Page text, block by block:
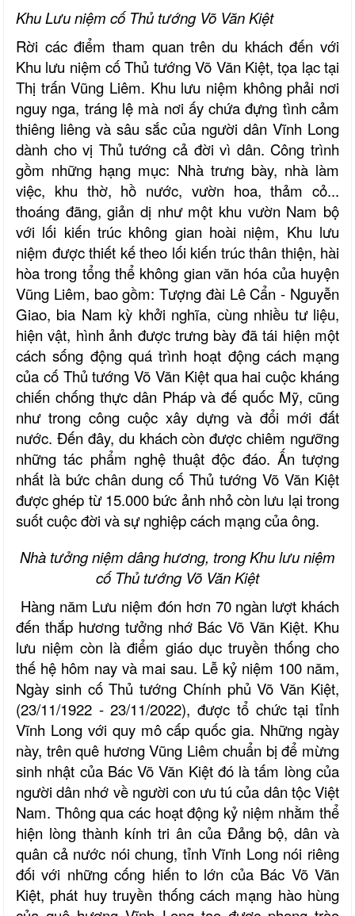
Khu Lưu niệm cố Thủ tướng Võ Văn Kiệt
Rời các điểm tham quan trên du khách đến với
Khu lưu niệm cố Thủ tướng Võ Văn Kiệt, tọa lạc tại
Thị trấn Vũng Liêm. Khu lưu niệm không phải nơi
nguy nga, tráng lệ mà nơi ấy chứa đựng tình cảm
thiêng liêng và sâu sắc của người dân Vĩnh Long
dành cho vị Thủ tướng cả đời vì dân. Công trình
gồm những hạng mục: Nhà trưng bày, nhà làm
việc, khu thờ, hồ nước, vườn hoa, thảm cỏ...
thoáng đãng, giản dị như một khu vườn Nam bộ
với lối kiến trúc không gian hoài niệm, Khu lưu
niệm được thiết kế theo lối kiến trúc thân thiện, hài
hòa trong tổng thể không gian văn hóa của huyện
Vũng Liêm, bao gồm: Tượng đài Lê Cẩn - Nguyễn
Giao, bia Nam kỳ khởi nghĩa, cùng nhiều tư liệu,
hiện vật, hình ảnh được trưng bày đã tái hiện một
cách sống động quá trình hoạt động cách mạng
của cố Thủ tướng Võ Văn Kiệt qua hai cuộc kháng
chiến chống thực dân Pháp và đế quốc Mỹ, cũng
như trong công cuộc xây dựng và đổi mới đất
nước. Đến đây, du khách còn được chiêm ngưỡng
những tác phẩm nghệ thuật độc đáo. Ấn tượng
nhất là bức chân dung cố Thủ tướng Võ Văn Kiệt
được ghép từ 15.000 bức ảnh nhỏ còn lưu lại trong
suốt cuộc đời và sự nghiệp cách mạng của ông.
Nhà tưởng niệm dâng hương, trong Khu lưu niệm
cố Thủ tướng Võ Văn Kiệt
Hàng năm Lưu niệm đón hơn 70 ngàn lượt khách
đến thắp hương tưởng nhớ Bác Võ Văn Kiệt. Khu
lưu niệm còn là điểm giáo dục truyền thống cho
thế hệ hôm nay và mai sau. Lễ kỷ niệm 100 năm,
Ngày sinh cố Thủ tướng Chính phủ Võ Văn Kiệt,
(23/11/1922 - 23/11/2022), được tổ chức tại tỉnh
Vĩnh Long với quy mô cấp quốc gia. Những ngày
này, trên quê hương Vũng Liêm chuẩn bị để mừng
sinh nhật của Bác Võ Văn Kiệt đó là tấm lòng của
người dân nhớ về người con ưu tú của dân tộc Việt
Nam. Thông qua các hoạt động kỷ niệm nhằm thể
hiện lòng thành kính tri ân của Đảng bộ, dân và
quân cả nước nói chung, tỉnh Vĩnh Long nói riêng
đối với những cống hiến to lớn của Bác Võ Văn
Kiệt, phát huy truyền thống cách mạng hào hùng